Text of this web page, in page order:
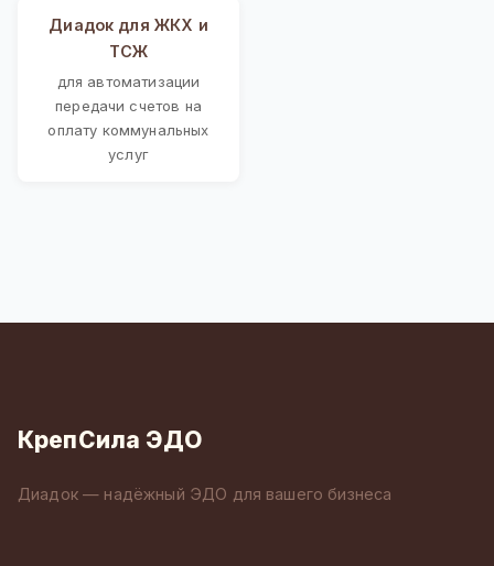
Диадок для ЖКХ и
ТСЖ
для автоматизации
передачи счетов на
оплату коммунальных
услуг
КрепСила ЭДО
Диадок — надёжный ЭДО для вашего бизнеса